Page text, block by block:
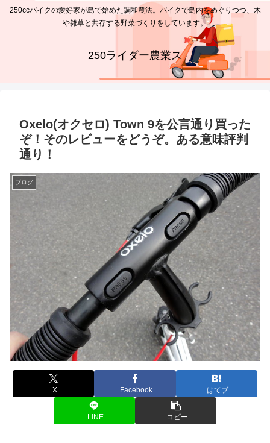
250ccバイクの愛好家が島で始めた調和農法。バイクで島内をめぐりつつ、木
や雑草と共存する野菜づくりをしています。
250ライダー農業ス
Oxelo(オクセロ) Town 9を公言通り買った
ぞ！そのレビューをどうぞ。ある意味評判
通り！
ブログ
X Facebook はてブ
LINE コピー